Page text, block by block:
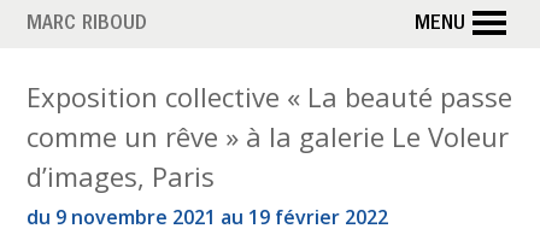
Aller
principal
MARC RIBOUD MENU
M
o
i
Exposition collective « La beauté passe
comme un rêve » à la galerie Le Voleur
d’images, Paris
du 9 novembre 2021 au 19 février 2022